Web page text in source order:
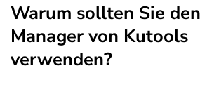
Warum sollten Sie
Manager von Kutools
verwenden?